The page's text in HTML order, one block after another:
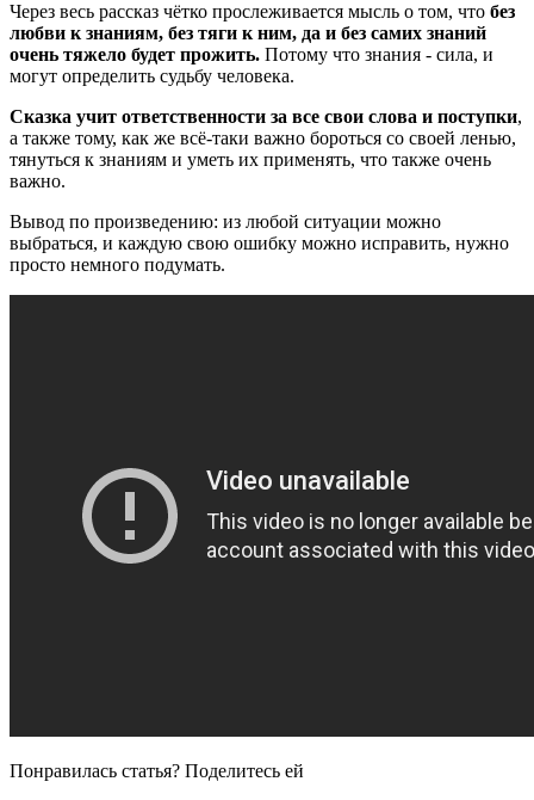
Через весь рассказ чётко прослеживается мысль о том, что без
любви к знаниям, без тяги к ним, да и без самих знаний
очень тяжело будет прожить. Потому что знания - сила, и
могут определить судьбу человека.
Сказка учит ответственности за все свои слова и поступки,
а также тому, как же всё-таки важно бороться со своей ленью,
тянуться к знаниям и уметь их применять, что также очень
важно.
Вывод по произведению: из любой ситуации можно
выбраться, и каждую свою ошибку можно исправить, нужно
просто немного подумать.
Понравилась статья? Поделитесь ей